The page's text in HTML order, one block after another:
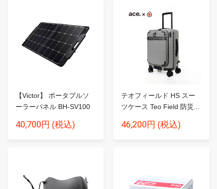
【Victor】 ポータブルソ
ーラーパネル BH-SV100
40,700円 (税込)
テオフィールド HS スー
ツケース Teo Field 防災...
46,200円 (税込)